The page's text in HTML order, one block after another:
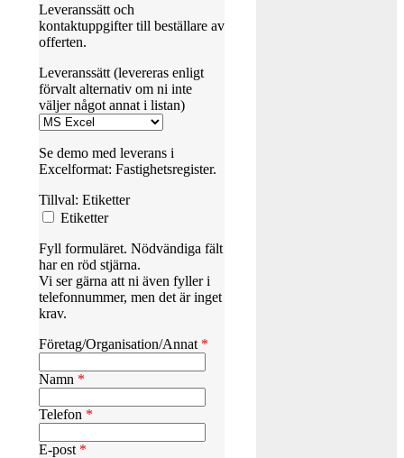
Leveranssätt och
kontaktuppgifter till beställare av
offerten.
Leveranssätt (levereras enligt
förvalt alternativ om ni inte
väljer något annat i listan)
Se demo med leverans i
Excelformat: Fastighetsregister.
Tillval: Etiketter
Etiketter
Fyll formuläret. Nödvändiga fält
har en röd stjärna.
Vi ser gärna att ni även fyller i
telefonnummer, men det är inget
krav.
Företag/Organisation/Annat *
Namn *
Telefon *
E-post *